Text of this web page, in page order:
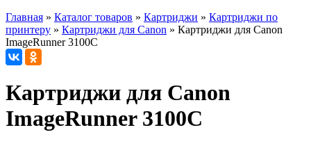
Главная » Каталог товаров » Картриджи » Картриджи по
принтеру » Картриджи для Canon » Картриджи для Canon
ImageRunner 3100C
Картриджи для Canon
ImageRunner 3100C